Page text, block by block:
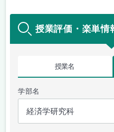
授業評価・楽単情
授業名
学部名